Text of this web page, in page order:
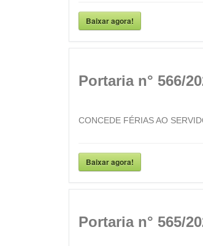
Baixar agora!
Portaria n° 566/
CONCEDE FÉRIAS AO
Baixar agora!
Portaria n° 565/